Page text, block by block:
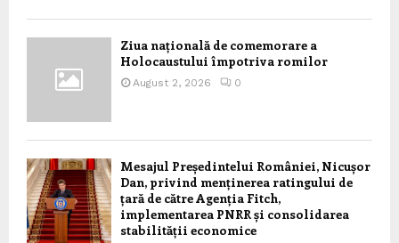
Ziua națională de comemorare a
Holocaustului împotriva romilor
August 2, 2026 0
Mesajul Președintelui României, Nicușor
Dan, privind menținerea ratingului de
țară de către Agenția Fitch,
implementarea PNRR și consolidarea
stabilității economice